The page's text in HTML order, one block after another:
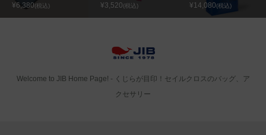
¥6,380(税込) ¥3,520(税込) ¥14,080(税込)
Welcome to JIB Home Page! ‐ くじらが目印！セイルクロスのバッグ、ア
クセサリー